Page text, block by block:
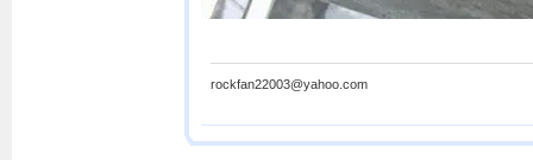
rockfan22003@yahoo.com